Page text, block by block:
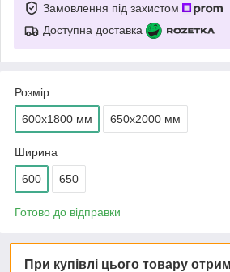
Замовлення під захистом
Доступна доставка
Розмір
600х1800 мм 650х2000 мм
Ширина
600 650
Готово до відправки
При купівлі цього товару